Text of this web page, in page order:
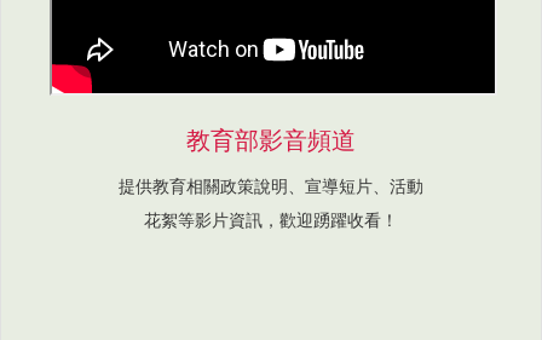
教育部影音頻道
提供教育相關政策說明、宣導短片、活動
花絮等影片資訊，歡迎踴躍收看！